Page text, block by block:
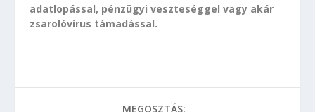
adatlopással, pénzügyi veszteséggel vagy akár
zsarolóvírus támadással.
MEGOSZTÁS: